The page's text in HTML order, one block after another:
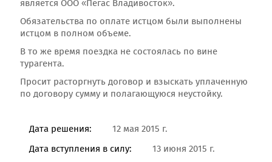
является ООО «Пегас Владивосток».
Обязательства по оплате истцом были выполнены
истцом в полном объеме.
В то же время поездка не состоялась по вине
турагента.
Просит расторгнуть договор и взыскать уплаченную
по договору сумму и полагающуюся неустойку.
Дата решения:
12 мая 2015 г.
Дата вступления в силу:
13 июня 2015 г.